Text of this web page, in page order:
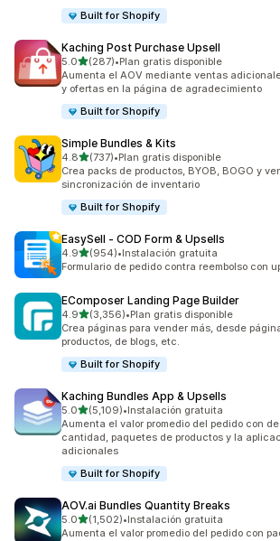
Built for Shopify
Kaching Post Purchase Upsell
5.0de 5 estrellas
(287)
287 reseñas en total
•Plan gratis disponible
Aumenta el AOV mediante ventas
y ofertas en la página de agradecimiento
Built for Shopify
Simple Bundles & Kits
4.8de 5 estrellas
(737)
737 reseñas en total
•Plan gratis disponible
Crea packs de productos, BYOB, BOGO y
sincronización de inventario
Built for Shopify
EasySell ‑ COD Form & Upsells
4.9de 5 estrellas
(954)
954 reseñas en total
•Instalación gratuita
Formulario de pedido contra reembolso con
EComposer Landing Page Builder
4.9de 5 estrellas
(3,356)
3356 reseñas en total
•Plan gratis disponible
Crea páginas para vender más, desde
productos, de blogs, etc.
Built for Shopify
Kaching Bundles App & Upsells
5.0de 5 estrellas
(5,109)
5109 reseñas en total
•Instalación gratuita
Aumenta el valor promedio del pedido con
cantidad, paquetes de productos y la
adicionales
Built for Shopify
AOV.ai Bundles Quantity Breaks
5.0de 5 estrellas
(1,502)
1502 reseñas en total
•Instalación gratuita
Aumenta el valor promedio del pedido con